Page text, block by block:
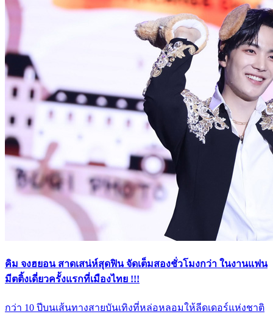
คิม จงฮยอน สาดเสน่ห์สุดฟิน จัดเต็มสองชั่วโมงกว่า ในงานแฟน
มีตติ้งเดี่ยวครั้งแรกที่เมืองไทย !!!
กว่า 10 ปีบนเส้นทางสายบันเทิงที่หล่อหลอมให้ลีดเดอร์แห่งชาติ